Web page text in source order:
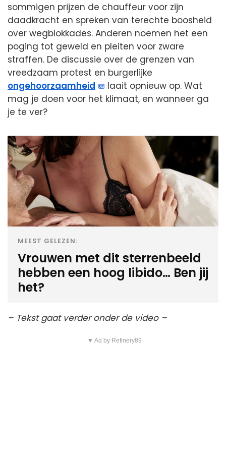
sommigen prijzen de chauffeur voor zijn
daadkracht en spreken van terechte boosheid
over wegblokkades. Anderen noemen het een
poging tot geweld en pleiten voor zware
straffen. De discussie over de grenzen van
vreedzaam protest en burgerlijke
ongehoorzaamheid
laait opnieuw op. Wat
mag je doen voor het klimaat, en wanneer ga
je te ver?
MEEST GELEZEN:
Vrouwen met dit sterrenbeeld
hebben een hoog libido… Ben jij
het?
– Tekst gaat verder onder de video –
▼ Ad by Refinery89